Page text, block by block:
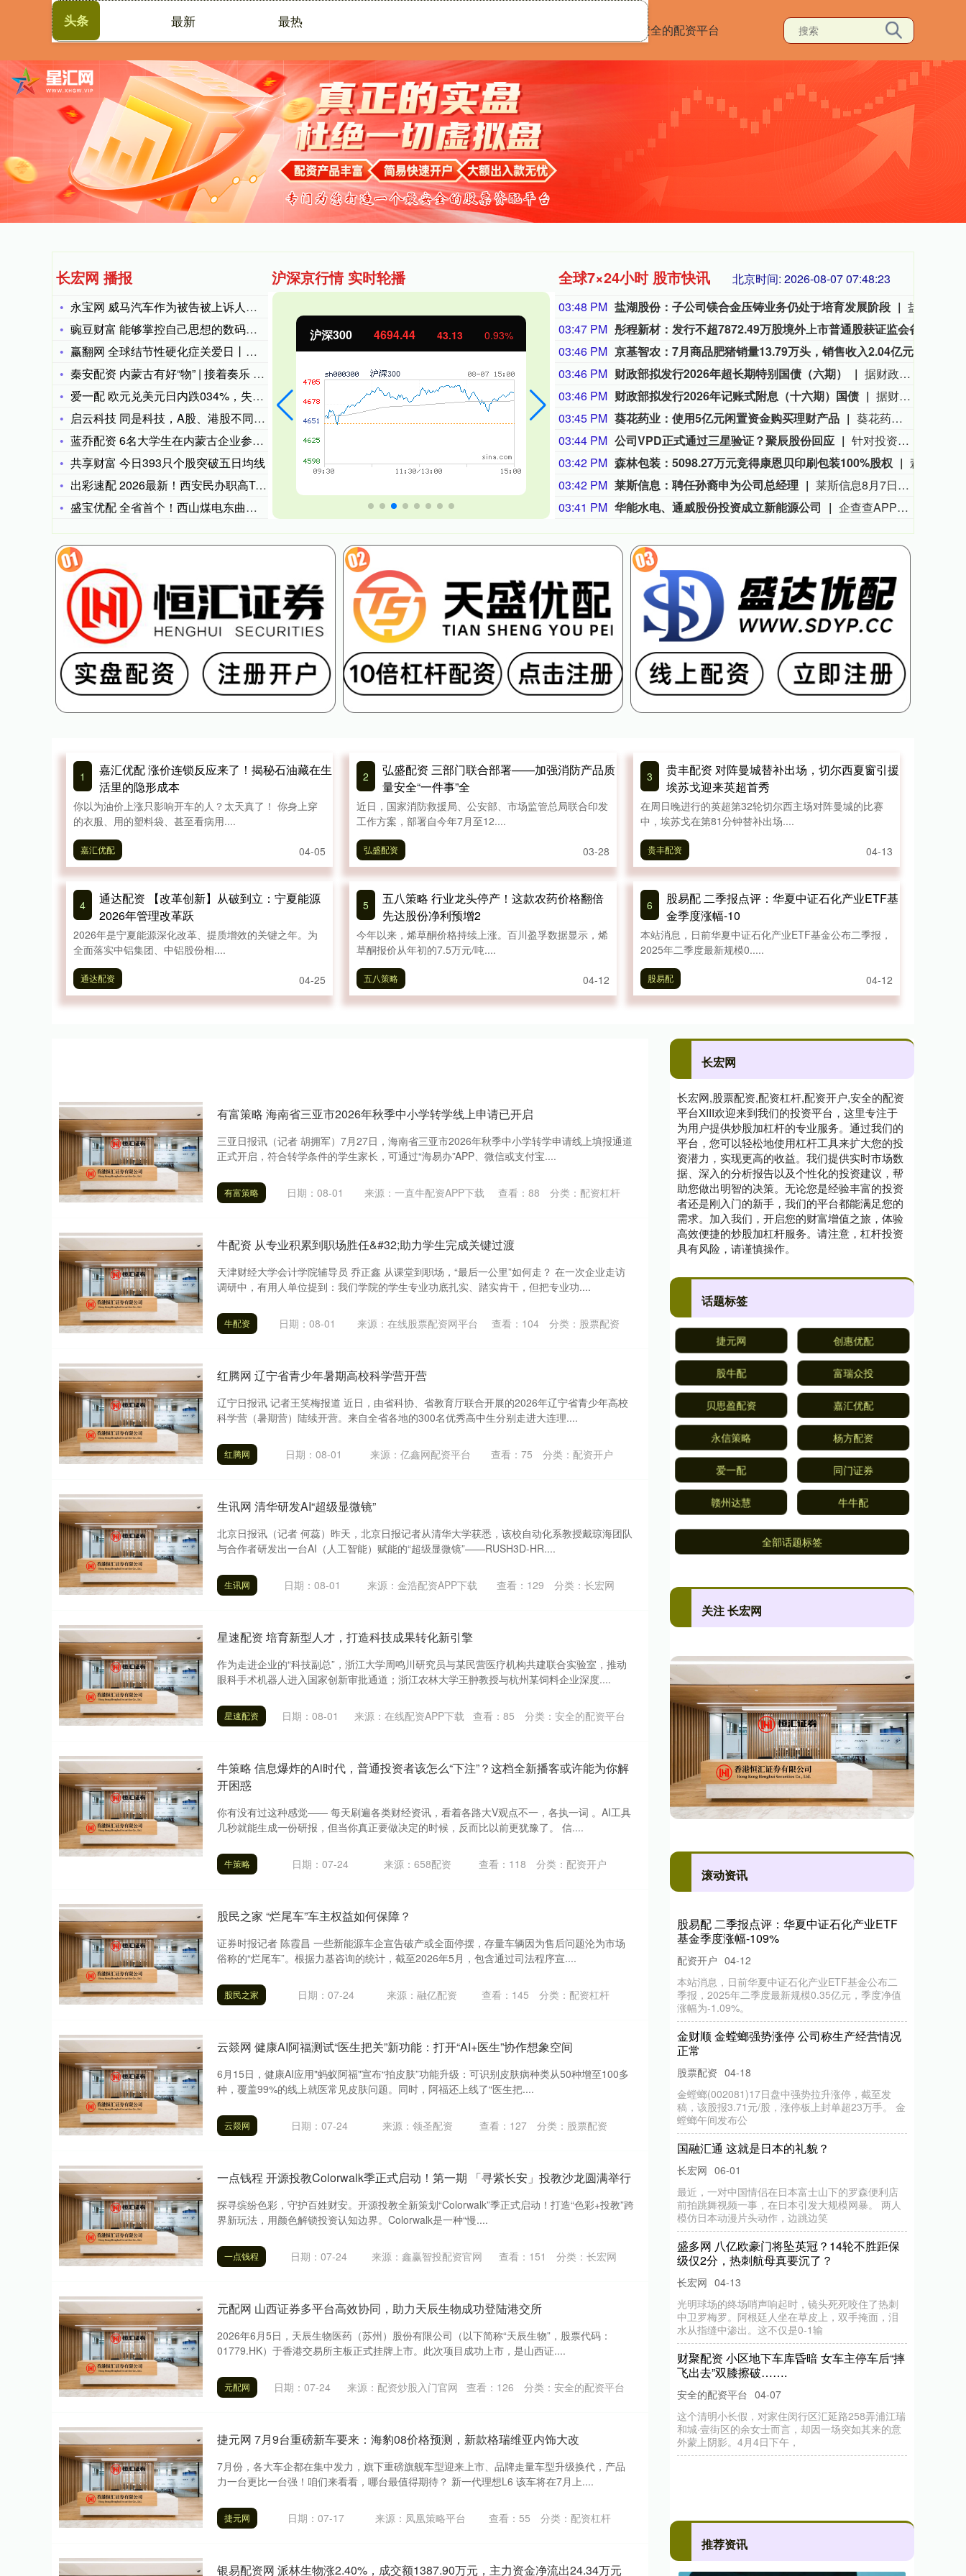
安全的配资平台
长宏网 播报
永宝网 威马汽车作为被告被上诉人的1起涉及普通破产债权确认纠
豌豆财富 能够掌控自己思想的数码组合
赢翻网 全球结节性硬化症关爱日丨带您认识“蝴蝶结症”，让罕见
秦安配资 内蒙古有好“物” | 接着奏乐 接着舞!
爱一配 欧元兑美元日内跌034%，失守116_每日经济新闻
启云科技 同是科技，A股、港股不同命？
蓝乔配资 6名大学生在内蒙古企业参观学习时意外溺亡
共享财富 今日393只个股突破五日均线
出彩速配 2026最新！西安民办职高TOP5排名｜5 校评分
盛宝优配 全省首个！西山煤电东曲矿为矿井应急加装“第三心脏”
沪深京行情 实时轮播
沪深300 4694.44 43.13 0.93% 北证50 1134.24 11.37 1.01% 创业板指 3563.12 47.56 1.35% 基金指数
全球7×24小时 股市快讯 北京时间: 2026-08-07 07:48:24
03:48 PM 盐湖股份：子公司镁合金压铸业务仍处于培育发展阶段
03:47 PM
03:46 PM 京基智农：7月商品肥猪销量13.79万头，销售收入2.04亿元
03:46 PM 财政部拟发行2026年超长期特别国债（六期）
据财政部8月7日消息，财政部拟发行2026年超长期特别国债（六期）。本期国债为30年期固定利率附息债。本期国债竞争性招标面值总额730亿元，不进行甲类成员追加投标。招标时间为2026年8月14日上午10:35至11:35。招标结束至2026年8月17日进行分销，8月19日起上市交易。
03:46 PM 财政部拟发行2026年记账式附息（十六期）国债
据财政部8月7日消息，财政部拟发行2026年记账式附息（十六期）国债。本期国债为10年期固定利率附息债。本期国债竞争性招标面值总额900亿元，进行甲类成员追加投标。招标时间为2026年8月14日上午10:35至11:35。招标结束至2026年8月17日进行分销，8月19日起上市交易。
03:45 PM 葵花药业：使用5亿元闲置资金购买理财产品
葵花药业公告称，公司此前决定使用不超20亿元闲置自有资金进行现金管理，有效期12个月。近日，公司使用5亿元购买理财产品，其中2亿元购买招商银行聚益生金系列公司（35天）B款理财计划，3亿元购买信银理财安盈象固收稳健两个月持有期47号理财产品。截至公告日，公司现金管理未到期金额为1.68亿元（含本次）。
03:44 PM 公司VPD正式通过三星验证？聚辰股份回应
针对投资者关于“ 市场传公司VPD正式通过三星验证，应用于企业级和CXL，该产品高单价，超高毛利，公司领先对手1年以上，未来随着三星SSD放量，利润弹性巨大请问以上信息是否属实？ ”的提问，聚辰股份8月7日在互动平台回应称，公司VPD芯片已顺利通过目标客户的测试认证，并将搭载在目标客户的模组样品上，分发给各终端客户进行测试验证。
03:42 PM 森林包装：5098.27万元竞得康恩贝印刷包装100%股权
03:42 PM 莱斯信息：聘任孙裔申为公司总经理
莱斯信息8月7日公告，公司当天召开第六届董事会第八次会议，审议通过了《关于聘任公司高级管理人员的议案》。经公司董事会提名委员会对高级管理人员候选人任职资格审查，董事会同意聘任孙裔申为公司总经理，任期期限自本次董事会审议通过之日起至公司第六届董事会任期届满之日止。公司常务副总经理程先峰不再代行总经理职责。
03:41 PM 华能水电、通威股份投资成立新能源公司 企查查APP显示，近日，华能澜沧江（施甸）新能源有限公司成立，经营范围包含：电气设备修理；电动汽车充电基础设施运营；新兴能源技术研发；风力发电技术服务等。企查查股权穿透显示，该公司由华能水电全资子公司华能澜沧江新能源有限公司、通威股份旗下通威智慧能源（四川）有限公司共同持股。
1
嘉汇优配 涨价连锁反应来了！揭秘石油藏在生
活里的隐形成本
你以为油价上涨只影响开车的人？太天真了！ 你身上穿
的衣服、用的塑料袋、甚至看病用....
嘉汇优配 04-05
2
弘盛配资 三部门联合部署——加强消防产品质
量安全“一件事”全
近日，国家消防救援局、公安部、市场监管总局联合印发
工作方案，部署自今年7月至12....
弘盛配资 03-28
3
贵丰配资 对阵曼城替补出场，切尔西夏窗引援
埃苏戈迎来英超首秀
在周日晚进行的英超第32轮切尔西主场对阵曼城的比赛
中，埃苏戈在第81分钟替补出场....
贵丰配资 04-13
4
通达配资 【改革创新】从破到立：宁夏能源
2026年管理改革跃
2026年是宁夏能源深化改革、提质增效的关键之年。为
全面落实中铝集团、中铝股份相....
通达配资 04-25
5
五八策略 行业龙头停产！这款农药价格翻倍
先达股份净利预增2
今年以来，烯草酮价格持续上涨。百川盈孚数据显示，烯
草酮报价从年初的7.5万元/吨....
五八策略 04-12
6
股易配 二季报点评：华夏中证石化产业ETF基
金季度涨幅-10
本站消息，日前华夏中证石化产业ETF基金公布二季报，
2025年二季度最新规模0.....
股易配 04-12
头条 最新 最热
有富策略 海南省三亚市2026年秋季中小学转学线上申请已开启
三亚日报讯（记者 胡拥军）7月27日，海南省三亚市2026年秋季中小学转学申请线上填报通道
正式开启，符合转学条件的学生家长，可通过“海易办”APP、微信或支付宝....
有富策略 日期：08-01 来源：一直牛配资APP下载 查看： 88 分类： 配资杠杆
牛配资 从专业积累到职场胜任&#32;助力学生完成关键过渡
天津财经大学会计学院辅导员 乔正鑫 从课堂到职场，“最后一公里”如何走？ 在一次企业走访
调研中，有用人单位提到：我们学院的学生专业功底扎实、踏实肯干，但把专业功....
牛配资 日期：08-01 来源：在线股票配资网平台 查看： 104 分类： 股票配资
红腾网 辽宁省青少年暑期高校科学营开营
辽宁日报讯 记者王笑梅报道 近日，由省科协、省教育厅联合开展的2026年辽宁省青少年高校
科学营（暑期营）陆续开营。来自全省各地的300名优秀高中生分别走进大连理....
红腾网 日期：08-01 来源：亿鑫网配资平台 查看：75 分类：配资开户
生讯网 清华研发AI“超级显微镜”
北京日报讯（记者 何蕊）昨天，北京日报记者从清华大学获悉，该校自动化系教授戴琼海团队
与合作者研发出一台AI（人工智能）赋能的“超级显微镜”——RUSH3D-HR....
生讯网 日期：08-01 来源：金浩配资APP下载 查看： 129 分类： 长宏网
星速配资 培育新型人才，打造科技成果转化新引擎
作为走进企业的“科技副总”，浙江大学周鸣川研究员与某民营医疗机构共建联合实验室，推动
眼科手术机器人进入国家创新审批通道；浙江农林大学王翀教授与杭州某饲料企业深度....
星速配资 日期：08-01 来源：在线配资APP下载 查看： 85 分类： 安全的配资平台
牛策略 信息爆炸的Ai时代，普通投资者该怎么“下注”？这档全新播客或许能为你解
开困惑
你有没有过这种感觉—— 每天刷遍各类财经资讯，看着各路大V观点不一，各执一词 。AI工具
几秒就能生成一份研报，但当你真正要做决定的时候，反而比以前更犹豫了。 信....
牛策略 日期：07-24 来源：658配资 查看： 118 分类： 配资开户
股民之家 “烂尾车”车主权益如何保障？
证券时报记者 陈霞昌 一些新能源车企宣告破产或全面停摆，存量车辆因为售后问题沦为市场
俗称的“烂尾车”。根据力基咨询的统计，截至2026年5月，包含通过司法程序宣....
股民之家 日期：07-24 来源：融亿配资 查看： 145 分类： 配资杠杆
云燚网 健康AI阿福测试“医生把关”新功能：打开“AI+医生”协作想象空间
6月15日，健康AI应用"蚂蚁阿福"宣布“拍皮肤”功能升级：可识别皮肤病种类从50种增至100多
种，覆盖99%的线上就医常见皮肤问题。同时，阿福还上线了“医生把....
云燚网 日期：07-24 来源：领圣配资 查看： 127 分类： 股票配资
一点钱程 开源投教Colorwalk季正式启动！第一期 「寻紫长安」投教沙龙圆满举行
探寻缤纷色彩，守护百姓财安。开源投教全新策划“Colorwalk”季正式启动！打造“色彩+投教”跨
界新玩法，用颜色解锁投资认知边界。Colorwalk是一种“慢....
一点钱程 日期：07-24 来源：鑫赢智投配资官网 查看： 151 分类：长宏网
元配网 山西证券多平台高效协同，助力天辰生物成功登陆港交所
2026年6月5日，天辰生物医药（苏州）股份有限公司（以下简称“天辰生物”，股票代码：
01779.HK）于香港交易所主板正式挂牌上市。此次项目成功上市，是山西证....
元配网 日期：07-24 来源：配资炒股入门官网 查看： 126 分类：安全的配资平台
捷元网 7月9台重磅新车要来：海豹08价格预测，新款格瑞维亚内饰大改
7月份，各大车企都在集中发力，旗下重磅旗舰车型迎来上市、品牌走量车型升级换代，产品
力一台更比一台强！咱们来看看，哪台最值得期待？ 新一代理想L6 该车将在7月上....
捷元网 日期：07-17 来源：凤凰策略平台 查看： 55 分类： 配资杠杆
银易配资网 派林生物涨2.40%，成交额1387.90万元，主力资金净流出24.34万元
长宏网
长宏网,股票配资,配资杠杆,配资开户,安全的配资
平台XIII‌欢迎来到我们的投资平台，这里专注于
为用户提供炒股加杠杆的专业服务。通过我们的
平台，您可以轻松地使用杠杆工具来扩大您的投
资潜力，实现更高的收益。我们提供实时市场数
据、深入的分析报告以及个性化的投资建议，帮
助您做出明智的决策。无论您是经验丰富的投资
者还是刚入门的新手，我们的平台都能满足您的
需求。加入我们，开启您的财富增值之旅，体验
高效便捷的炒股加杠杆服务。请注意，杠杆投资
具有风险，请谨慎操作。
话题标签
捷元网 创惠优配
股牛配 富瑞众投
贝思盈配资 嘉汇优配
永信策略 杨方配资
爱一配 同门证券
赣州达慧 牛牛配
全部话题标签
关注 长宏网
滚动资讯
股易配 二季报点评：华夏中证石化产业ETF
基金季度涨幅-109%
配资开户 04-12
本站消息，日前华夏中证石化产业ETF基金公布二
季报，2025年二季度最新规模0.35亿元，季度净值
涨幅为-1.09%。
金财顺 金螳螂强势涨停 公司称生产经营情况
正常
股票配资 04-18
金螳螂(002081)17日盘中强势拉升涨停，截至发
稿，该股报3.71元/股，涨停板上封单超23万手。 金
螳螂午间发布公
国融汇通 这就是日本的礼貌？
长宏网 06-01
最近，一对中国情侣在日本富士山下的罗森便利店
前拍跳舞视频一事，在日本引发大规模网暴。 两人
模仿日本动漫片头动作，边跳边笑
盛多网 八亿欧豪门将坠英冠？14轮不胜距保
级仅2分，热刺航母真要沉了？
长宏网 04-13
光明球场的终场哨声响起时，镜头死死咬住了热刺
中卫罗梅罗。阿根廷人坐在草皮上，双手掩面，泪
水从指缝中渗出。这不仅是0-1输
财聚配资 小区地下车库昏暗 女车主停车后“摔
飞出去”双膝擦破…….
安全的配资平台 04-07
这个清明小长假，对家住闵行区汇延路258弄浦江瑞
和城·壹街区的余女士而言，却因一场突如其来的意
外蒙上阴影。4月4日下午，
推荐资讯